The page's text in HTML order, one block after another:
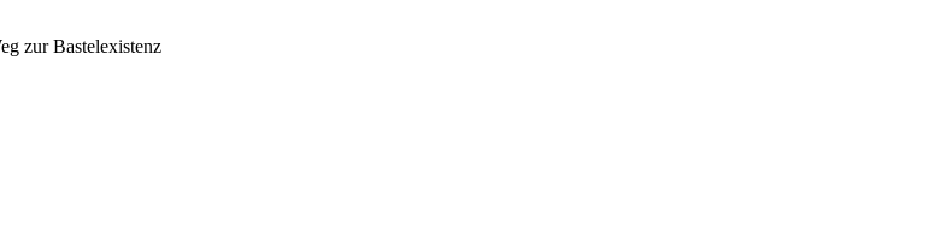
zur Bastelexistenz